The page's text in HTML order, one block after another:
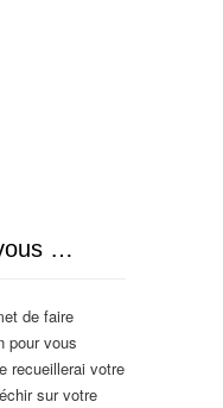
…
de faire
pour vous
recueillerai votre
sur votre